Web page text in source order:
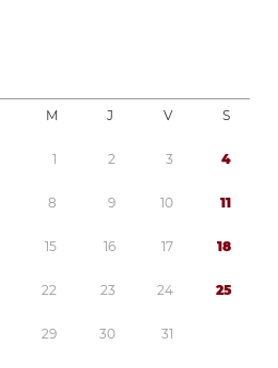
M J V S
1 2 3 4
8 9 10 11
15 16 17 18
22 23 24 25
29 30 31